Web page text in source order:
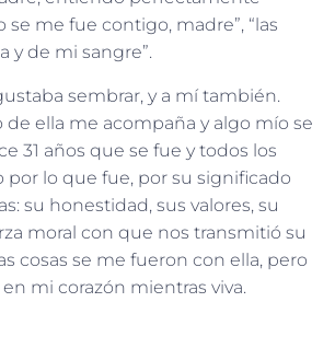
se me fue contigo, madre”, “las
y de mi sangre”.
sembrar, y a mí también.
de ella me acompaña y algo mío se
31 años que se fue y todos los
por lo que fue, por su significado
su honestidad, sus valores, su
moral con que nos transmitió su
cosas se me fueron con ella, pero
mi corazón mientras viva.